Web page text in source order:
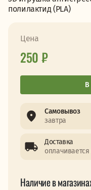
полилактид (PLA)
Цена
250 ₽
В
Самовывоз
завтра
Доставка
оплачивается
Наличие в